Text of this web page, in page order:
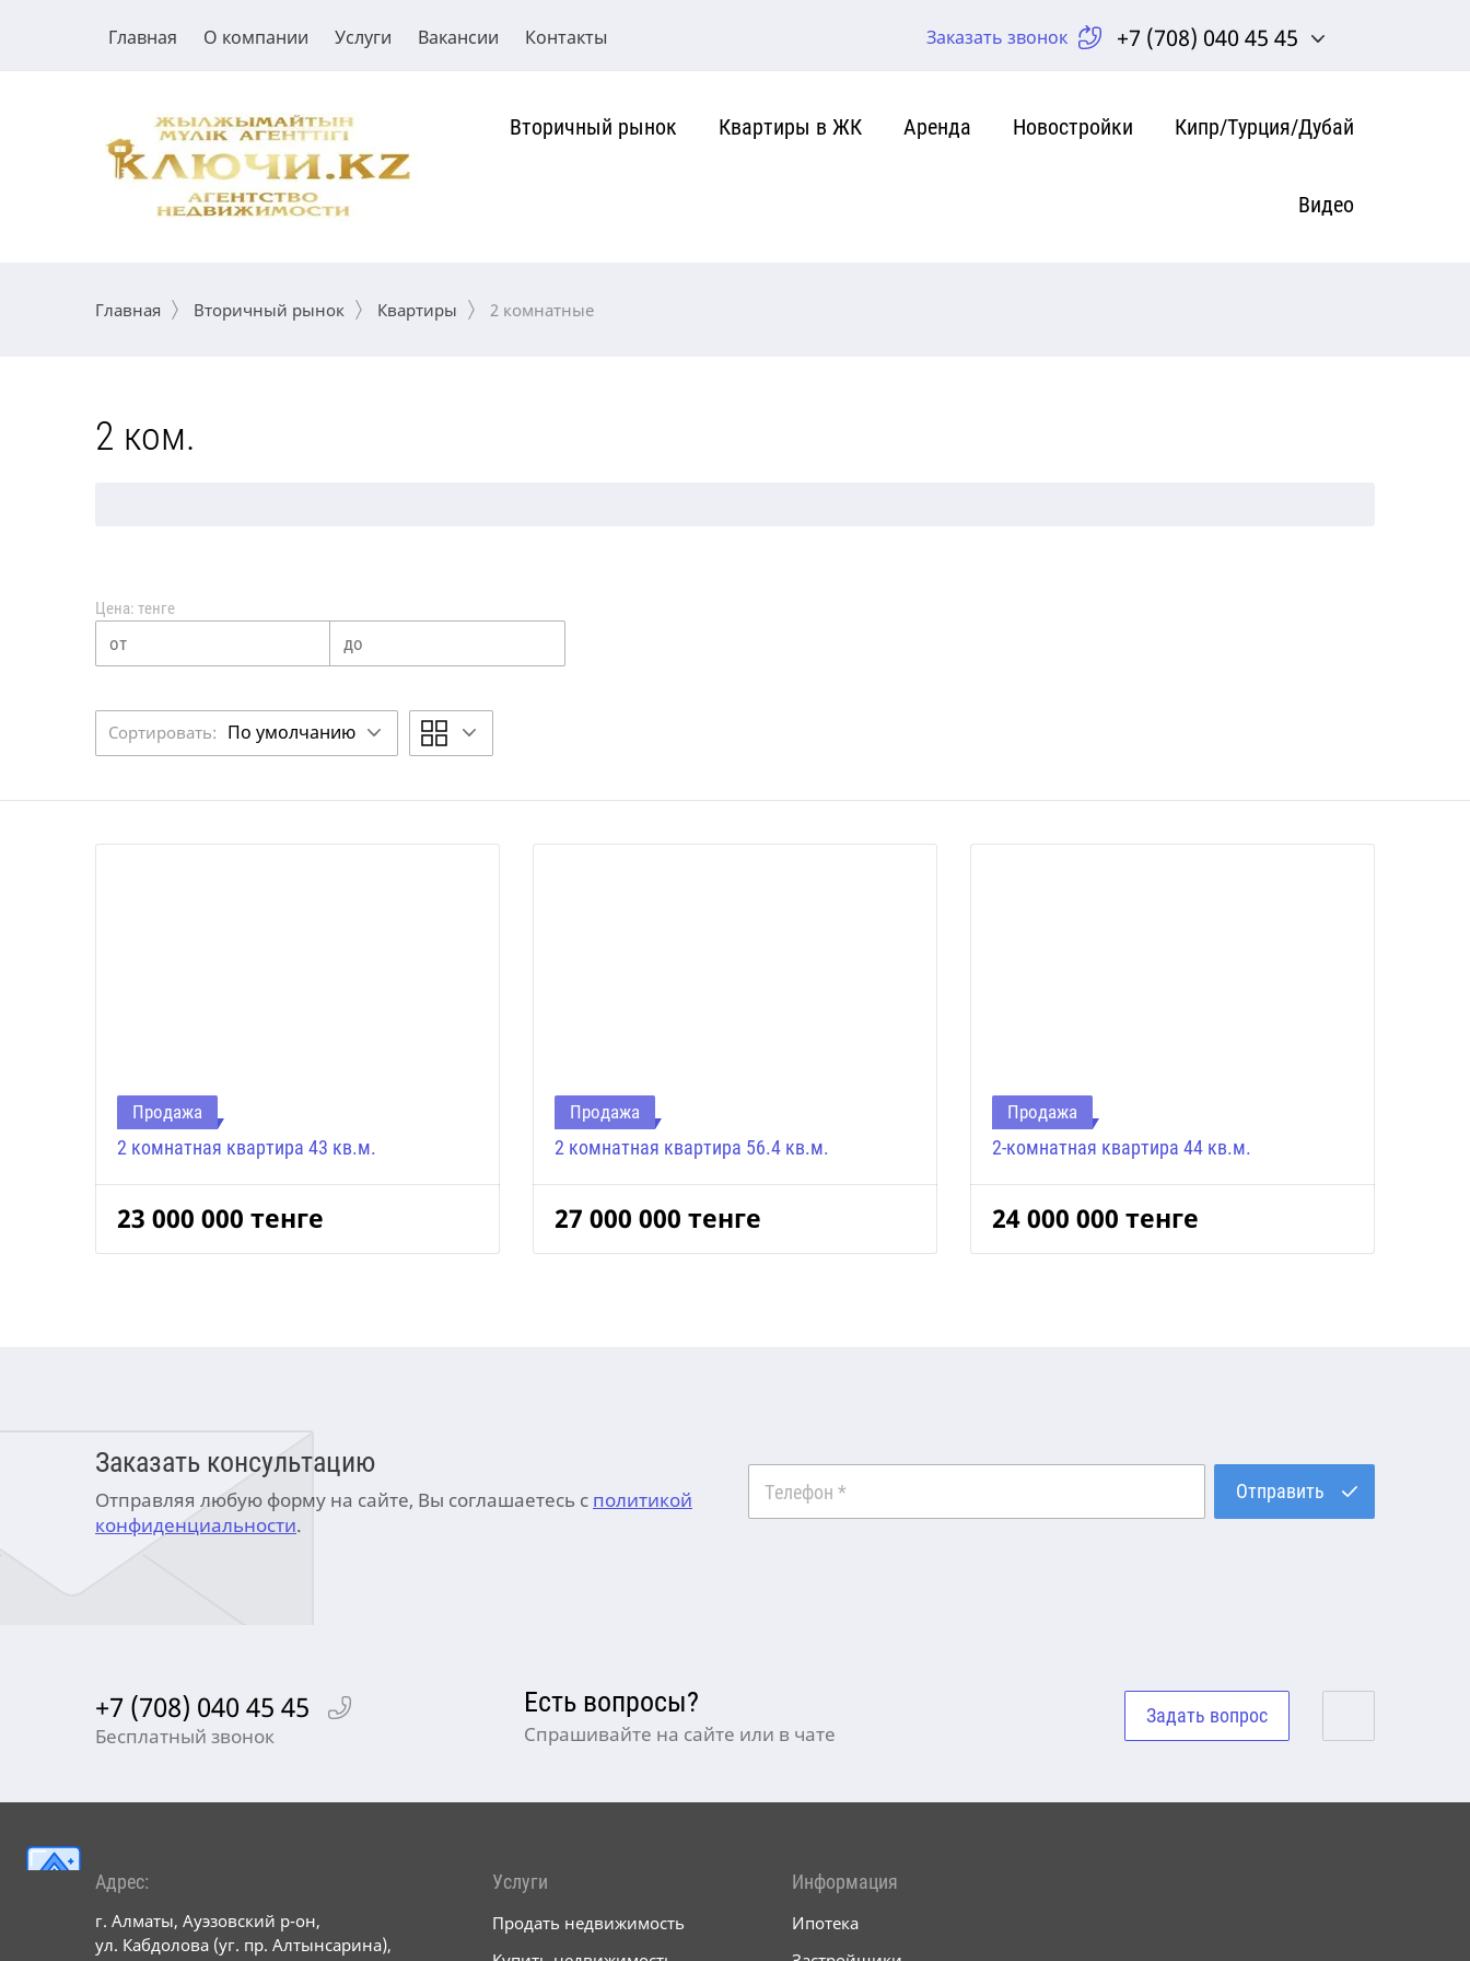
Главная О компании Услуги Вакансии Контакты Заказать звонок +7 (708) 040 45 45
Вторичный рынок Квартиры в ЖК Аренда Новостройки Кипр/Турция/Дубай
Видео
Главная Вторичный рынок Квартиры 2 комнатные
2 ком.
Цена: тенге
Сортировать: По умолчанию
Продажа
2 комнатная квартира 43 кв.м.
23 000 000 тенге
Продажа
2 комнатная квартира 56.4 кв.м.
27 000 000 тенге
Продажа
2-комнатная квартира 44 кв.м.
24 000 000 тенге
Заказать консультацию
Отправляя любую форму на сайте, Вы соглашаетесь с политикой
конфиденциальности.
Телефон * Отправить
+7 (708) 040 45 45
Бесплатный звонок
Есть вопросы?
Спрашивайте на сайте или в чате
Задать вопрос
Адрес:
г. Алматы, Ауэзовский р-он,
ул. Кабдолова (уг. пр. Алтынсарина),
Услуги
Продать недвижимость
Информация
Ипотека